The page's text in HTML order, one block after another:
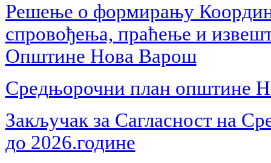
Решење о формирању
спровођења, праћење и
Општине Нова Варош
Средњорочни план општине
Закључак за Сагласност на
до 2026.године